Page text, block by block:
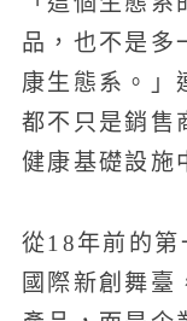
品，也不是多
康生態系。」
都不只是銷售
健康基礎設施
從18年前的第
國際新創舞